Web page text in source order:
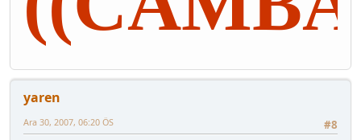
yaren
#8
Ara 30, 2007, 06:20 ÖS